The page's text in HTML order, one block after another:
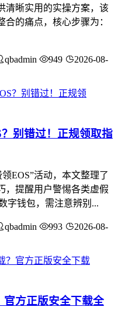
清晰实用的实操方案，该
的痛点，核心步骤为：
qbadmin 949
2026-08-
别错过！正规领取指
EOS”活动，本文整理了
，提醒用户警惕各类虚假
字钱包，需注意辨别...
qbadmin 993
2026-08-
方正版安全下载全